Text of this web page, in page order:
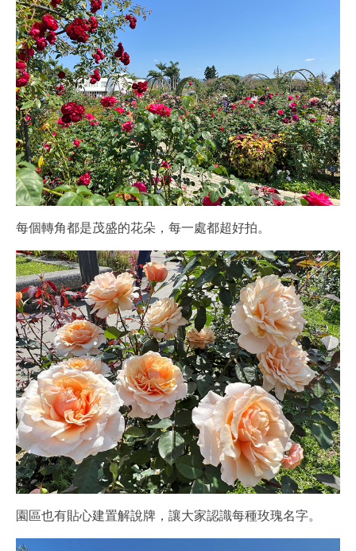
每個轉角都是茂盛的花朵，每一處都超好拍。
園區也有貼心建置解說牌，讓大家認識每種玫瑰名字。